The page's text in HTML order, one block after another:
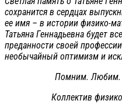
сохранится в сердцах
ее имя – в истории физико-
Татьяна Геннадьевна будет
преданности своей
необычайный оптимизм и
Помним. Любим.
Коллектив